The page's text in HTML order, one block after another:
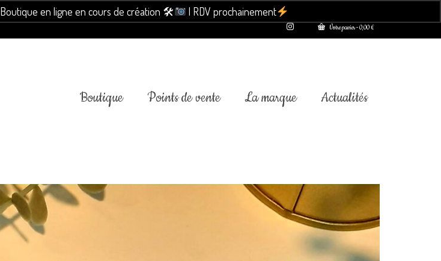
Boutique en ligne en cours de création 🛠 | RDV prochainement
Votre panier-0,00€
Boutique Points de vente La marque Actualités